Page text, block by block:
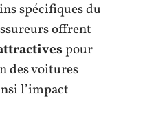
spécifiques du
offrent
pour
des voitures
l’impact